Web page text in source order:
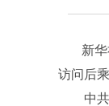
新华社
访问后
中共中